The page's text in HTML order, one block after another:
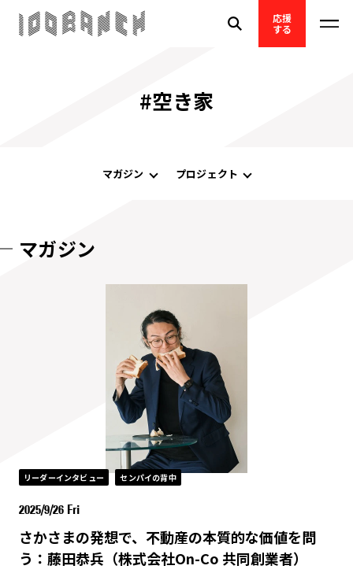
応援
する
#空き家
マガジン プロジェクト
マガジン
リーダーインタビュー センパイの背中
2025/9/26 Fri
さかさまの発想で、不動産の本質的な価値を問
う：藤田恭兵（株式会社On-Co 共同創業者）